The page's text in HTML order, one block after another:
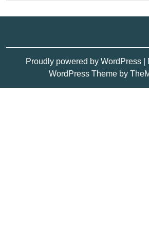
Proudly powered by WordPress
WordPress Theme by